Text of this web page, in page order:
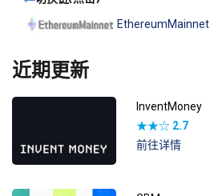
EthereumMainnet
近期更新
InventMoney
★★☆ 2.7
前往详情